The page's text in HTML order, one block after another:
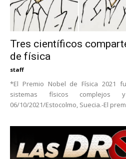
Tres científicos
de física
staff
*El Premio Nobel de Física 2021
sistemas físicos complejos
06/10/2021/Estocolmo, Suecia.-El